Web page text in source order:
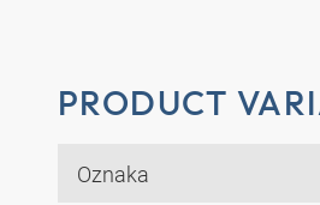
PRODUCT
Oznaka